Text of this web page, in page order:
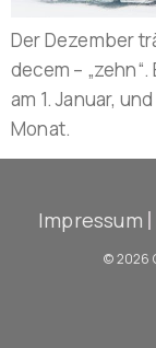
Der Dezember
decem –
am 1. Januar,
Monat.
Impressum
© 2026